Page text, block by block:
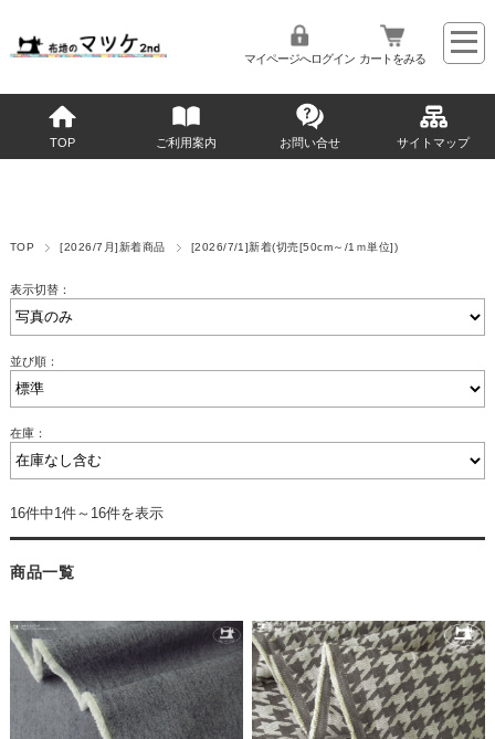
マイページへログイン カートをみる
TOP ご利用案内 お問い合せ サイトマップ
TOP [2026/7月]新着商品 [2026/7/1]新着(切売[50cm～/1ｍ単位])
表示切替：
並び順：
在庫：
16件中1件～16件を表示
商品一覧